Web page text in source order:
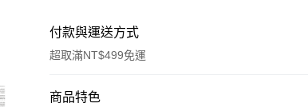
付款與運送方式
超取滿NT$499免運
付款方式
商品特色